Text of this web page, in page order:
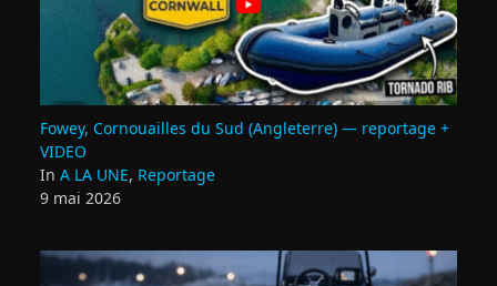
Fowey, Cornouailles du Sud (Angleterre) — reportage +
VIDEO
In A LA UNE, Reportage
9 mai 2026